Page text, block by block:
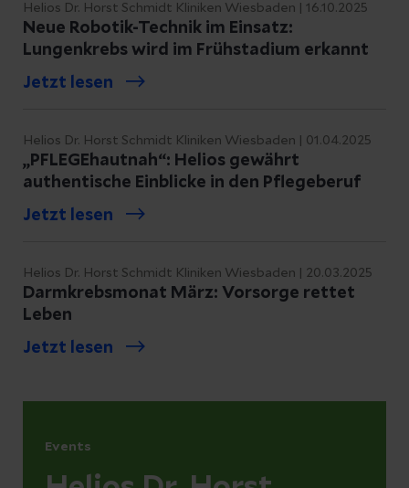
Helios Dr. Horst Schmidt Kliniken Wiesbaden | 16.10.2025
Neue Robotik-Technik im Einsatz:
Lungenkrebs wird im Frühstadium erkannt
Jetzt lesen
Helios Dr. Horst Schmidt Kliniken Wiesbaden | 01.04.2025
„PFLEGEhautnah“: Helios gewährt
authentische Einblicke in den Pflegeberuf
Jetzt lesen
Helios Dr. Horst Schmidt Kliniken Wiesbaden | 20.03.2025
Darmkrebsmonat März: Vorsorge rettet
Leben
Jetzt lesen
Events